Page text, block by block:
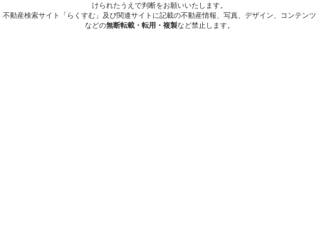
けられたうえで判断をお願いいたします。
不動産検索サイト「らくすむ」及び関連サイトに記載の不動産情報、写真、デザイン、コンテンツ
などの無断転載・転用・複製など禁止します。